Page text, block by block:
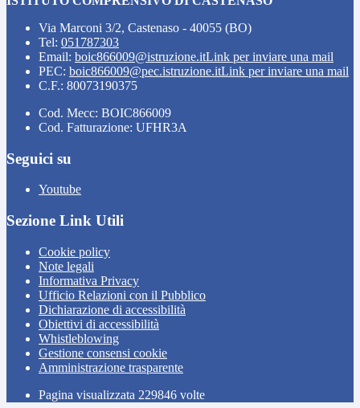
Via Marconi 3/2, Castenaso - 40055 (BO)
Tel: 051787303
Email: boic866009@istruzione.itLink per inviare una mail
PEC: boic866009@pec.istruzione.itLink per inviare una mail
C.F.: 80073190375
Cod. Mecc: BOIC866009
Cod. Fatturazione: UFHR3A
Seguici su
Youtube
Sezione Link Utili
Cookie policy
Note legali
Informativa Privacy
Ufficio Relazioni con il Pubblico
Dichiarazione di accessibilità
Obiettivi di accessibilità
Whistleblowing
Gestione consensi cookie
Amministrazione trasparente
Pagina visualizzata 229846 volte